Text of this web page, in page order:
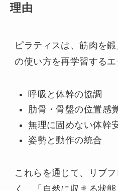
理由
ピラティスは、筋肉を
の使い方を再学習するエ
呼吸と体幹の協調
肋骨・骨盤の位置感
無理に固めない体幹
姿勢と動作の統合
これらを通じて、リブ